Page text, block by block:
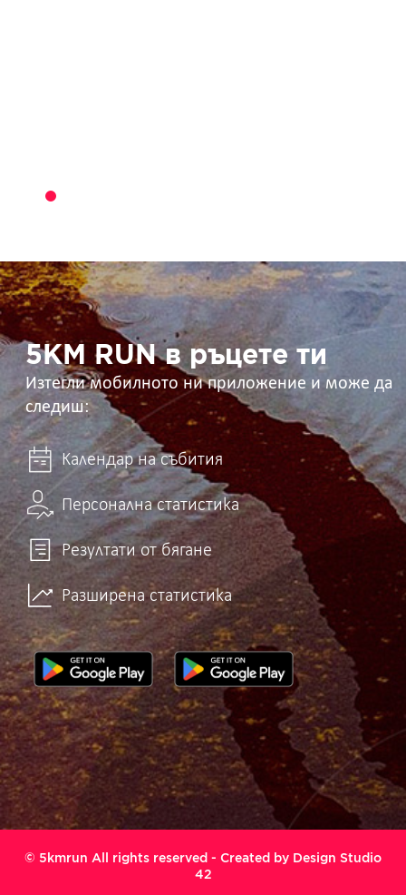
5KM
RUN
в
ръцете
ти 5KM RUN в ръцете ти
Изтегли мобилното ни приложение и може да
следиш:
Календар на събития
Персонална статистика
Резултати от бягане
Разширена статистика
© 5kmrun All rights reserved - Created by Design Studio
42